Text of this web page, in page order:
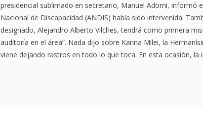
presidencial sublimado en secretario, Manuel Adorni, informó
Nacional de Discapacidad (ANDIS) había sido intervenida.
designado, Alejandro Alberto Vilches, tendrá como primera
auditoría en el área”. Nada dijo sobre Karina Milei, la
viene dejando rastros en todo lo que toca. En esta ocasión, la